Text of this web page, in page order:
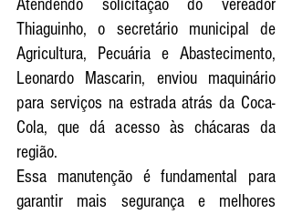
Atendendo solicitação do vereador
Thiaguinho, o secretário municipal de
Agricultura, Pecuária e Abastecimento,
Leonardo Mascarin, enviou maquinário
para serviços na estrada atrás da Coca-
Cola, que dá acesso às chácaras da
região.
Essa manutenção é fundamental para
garantir mais segurança e melhores